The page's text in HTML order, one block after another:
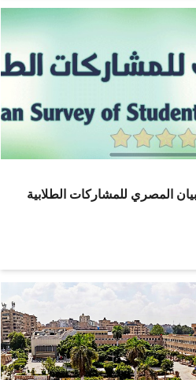
المصري للمشاركات الطلابية